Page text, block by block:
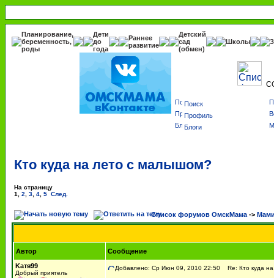
Планирование,
беременность,
роды
Дети
до
года
Раннее
развитие
Детский
сад
(обмен)
Школы
Поиск
Профиль
Блоги
Кто куда на лето с малышом?
На страницу
1
2 3 4 5 След.
Список форумов ОмскМама ->
Автор
Сообщение
Kатя99
Добрый приятель
Добавлено: Ср Июн 09, 2010 22:50 Re: Кто куда